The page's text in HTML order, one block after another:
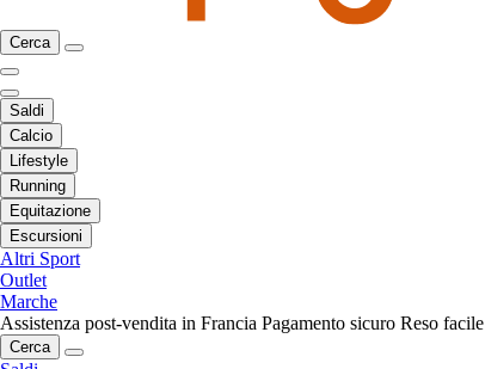
Cerca
Saldi
Calcio
Lifestyle
Running
Equitazione
Escursioni
Altri Sport
Outlet
Marche
Assistenza post-vendita in Francia Pagamento sicuro Reso facile
Cerca